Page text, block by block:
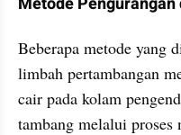
Beberapa metode yang
limbah pertambangan
cair pada kolam
tambang melalui